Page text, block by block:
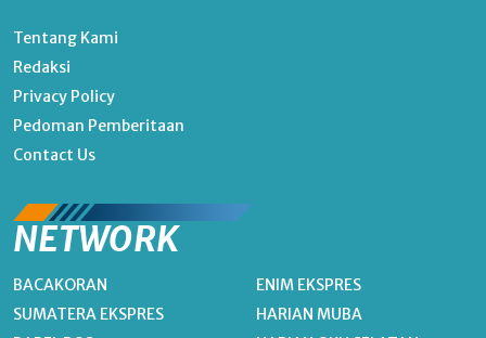
Tentang Kami
Redaksi
Privacy Policy
Pedoman Pemberitaan
Contact Us
NETWORK
BACAKORAN
SUMATERA EKSPRES
ENIM EKSPRES
HARIAN MUBA